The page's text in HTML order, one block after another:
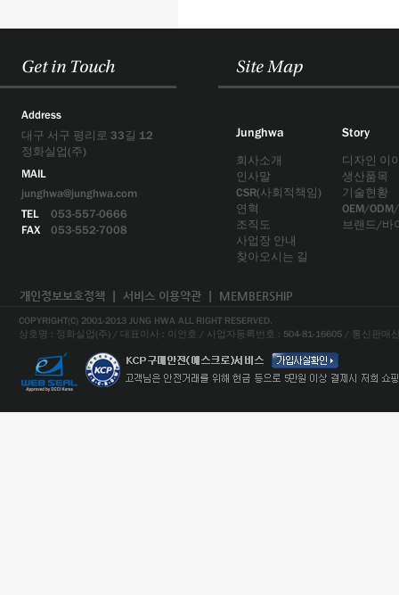
Get in Touch
Address
대구 서구 평리로 33길 12
정화실업(주)
MAIL
junghwa@junghwa.com
TEL
053-557-0666
FAX
053-552-7008
Site Map
Junghwa
회사소개
인사말
CSR(사회적책임)
연혁
조직도
사업장 안내
찾아오시는 길
Story
디자인 이
생산품목
기술현황
OEM/
브랜드/바
개인정보보호정책 서비스 이용약관 MEMBERSHIP
COPYRIGHT(C) 2001-2013 JUNG HWA ALL RIGHT RESERVED.
상호명 : 정화실업(주) / 대표이사 : 이인호 / 사업자등록번호 : 504-81-16605 / 통신판매